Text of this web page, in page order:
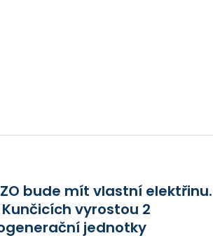
bude mít vlastní elektřinu.
Kunčicích vyrostou 2
jednotky